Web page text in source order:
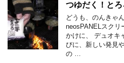
つゆだく！と
どうも、のんきゃ
neosPANELスクリ
かけに、 デュオキ
びに、新しい発見
の …